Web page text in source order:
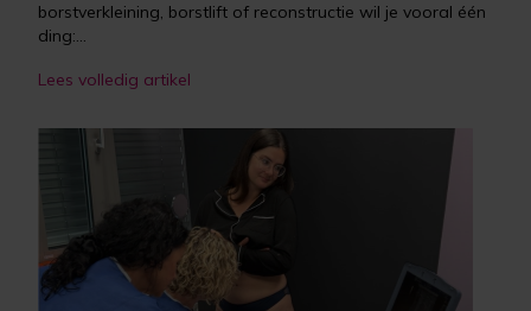
borstverkleining, borstlift of reconstructie wil je vooral één
ding:...
Lees volledig artikel